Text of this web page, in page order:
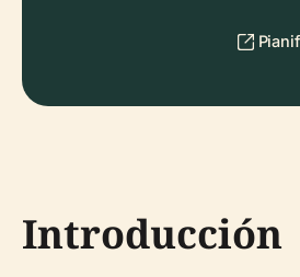
Introducción